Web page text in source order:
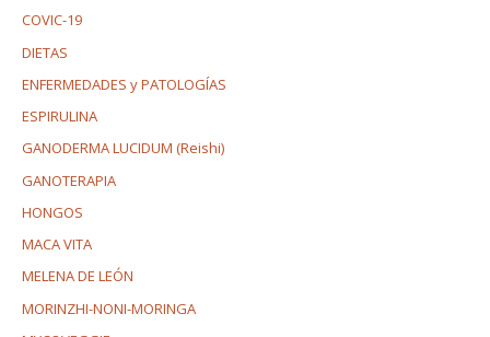
COVIC-19
DIETAS
ENFERMEDADES y PATOLOGÍAS
ESPIRULINA
GANODERMA LUCIDUM (Reishi)
GANOTERAPIA
HONGOS
MACA VITA
MELENA DE LEÓN
MORINZHI-NONI-MORINGA